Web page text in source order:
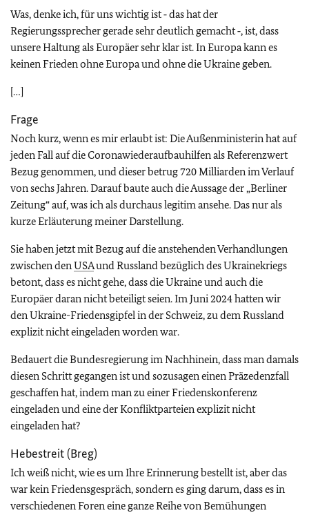
Was, denke ich, für uns wichtig ist ‑ das hat der
Regierungssprecher gerade sehr deutlich gemacht ‑, ist, dass
unsere Haltung als Europäer sehr klar ist. In Europa kann es
keinen Frieden ohne Europa und ohne die Ukraine geben.
[…]
Frage
Noch kurz, wenn es mir erlaubt ist: Die Außenministerin hat auf
jeden Fall auf die Coronawiederaufbauhilfen als Referenzwert
Bezug genommen, und dieser betrug 720 Milliarden im Verlauf
von sechs Jahren. Darauf baute auch die Aussage der „Berliner
Zeitung“ auf, was ich als durchaus legitim ansehe. Das nur als
kurze Erläuterung meiner Darstellung.
Sie haben jetzt mit Bezug auf die anstehenden Verhandlungen
zwischen denUSAund Russland bezüglich des Ukrainekriegs
betont, dass es nicht gehe, dass die Ukraine und auch die
Europäer daran nicht beteiligt seien. Im Juni 2024 hatten wir
den Ukraine-Friedensgipfel in der Schweiz, zu dem Russland
explizit nicht eingeladen worden war.
Bedauert die Bundesregierung im Nachhinein, dass man damals
diesen Schritt gegangen ist und sozusagen einen Präzedenzfall
geschaffen hat, indem man zu einer Friedenskonferenz
eingeladen und eine der Konfliktparteien explizit nicht
eingeladen hat?
Hebestreit (Breg)
Ich weiß nicht, wie es um Ihre Erinnerung bestellt ist, aber das
war kein Friedensgespräch, sondern es ging darum, dass es in
verschiedenen Foren eine ganze Reihe von Bemühungen